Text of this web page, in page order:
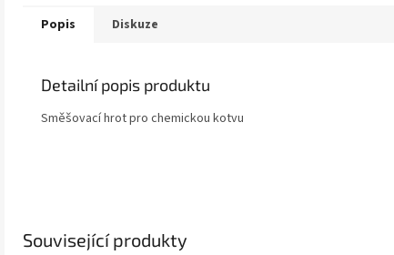
Související produkty
Popis Diskuze
Detailní popis produktu
Směšovací hrot pro chemickou kotvu